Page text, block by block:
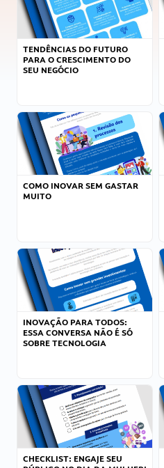
TENDÊNCIAS DO FUTURO
PARA O CRESCIMENTO DO
SEU NEGÓCIO
COMO INOVAR SEM GASTAR
MUITO
INOVAÇÃO PARA TODOS:
ESSA CONVERSA NÃO É SÓ
SOBRE TECNOLOGIA
CHECKLIST: ENGAJE SEU